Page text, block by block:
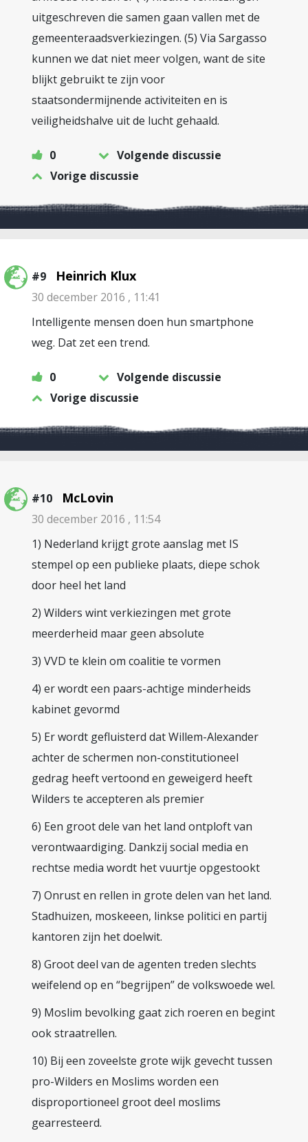
uitgeschreven die samen gaan vallen met de
gemeenteraadsverkiezingen. (5) Via Sargasso
kunnen we dat niet meer volgen, want de site
blijkt gebruikt te zijn voor
staatsondermijnende activiteiten en is
veiligheidshalve uit de lucht gehaald.
0
Volgende discussie
Vorige discussie
#9 Heinrich Klux
30 december 2016 , 11:41
Intelligente mensen doen hun smartphone
weg. Dat zet een trend.
0
Volgende discussie
Vorige discussie
#10 McLovin
30 december 2016 , 11:54
1) Nederland krijgt grote aanslag met IS
stempel op een publieke plaats, diepe schok
door heel het land
2) Wilders wint verkiezingen met grote
meerderheid maar geen absolute
3) VVD te klein om coalitie te vormen
4) er wordt een paars-achtige minderheids
kabinet gevormd
5) Er wordt gefluisterd dat Willem-Alexander
achter de schermen non-constitutioneel
gedrag heeft vertoond en geweigerd heeft
Wilders te accepteren als premier
6) Een groot dele van het land ontploft van
verontwaardiging. Dankzij social media en
rechtse media wordt het vuurtje opgestookt
7) Onrust en rellen in grote delen van het land.
Stadhuizen, moskeeen, linkse politici en partij
kantoren zijn het doelwit.
8) Groot deel van de agenten treden slechts
weifelend op en “begrijpen” de volkswoede wel.
9) Moslim bevolking gaat zich roeren en begint
ook straatrellen.
10) Bij een zoveelste grote wijk gevecht tussen
pro-Wilders en Moslims worden een
disproportioneel groot deel moslims
gearresteerd.